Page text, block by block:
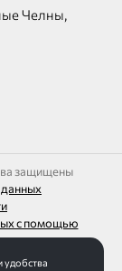
Челны,
защищены
с помощью
удобства